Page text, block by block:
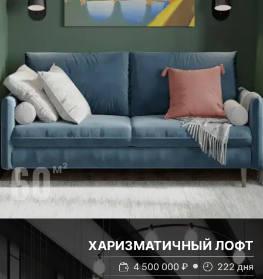
60м²
ХАРИЗМАТИЧНЫЙ ЛОФТ
4 500 000 ₽ 222 дня